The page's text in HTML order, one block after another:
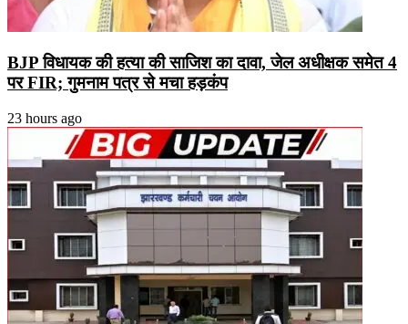
BJP विधायक की हत्या की साजिश का दावा, जेल अधीक्षक समेत 4
पर FIR; गुमनाम पत्र से मचा हड़कंप
23 hours ago